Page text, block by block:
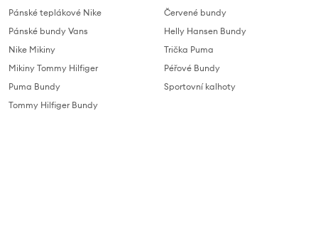
Pánské teplákové Nike
Pánské bundy Vans
Nike Mikiny
Mikiny Tommy Hilfiger
Puma Bundy
Tommy Hilfiger Bundy
Červené bundy
Helly Hansen Bundy
Trička Puma
Péřové Bundy
Sportovní kalhoty